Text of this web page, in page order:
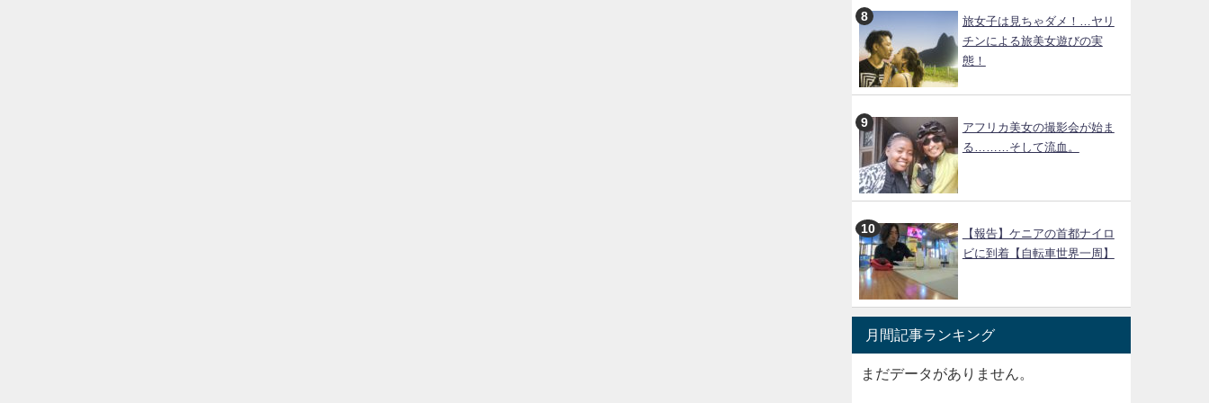
旅女子は見ちゃダメ！…ヤリ
チンによる旅美女遊びの実
態！
アフリカ美女の撮影会が始ま
る………そして流血。
【報告】ケニアの首都ナイロ
ビに到着【自転車世界一周】
月間記事ランキング
まだデータがありません。